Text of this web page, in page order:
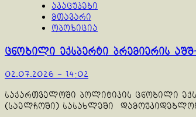
აკაცუკები
მთავარი
ოპოზიცია
ცნობილი ექსპერტი პრემიერის
02.07.2026 - 14:02
საქართველოში პოლიტიკის ცნობილი
(საელჩოში) სასახლეში